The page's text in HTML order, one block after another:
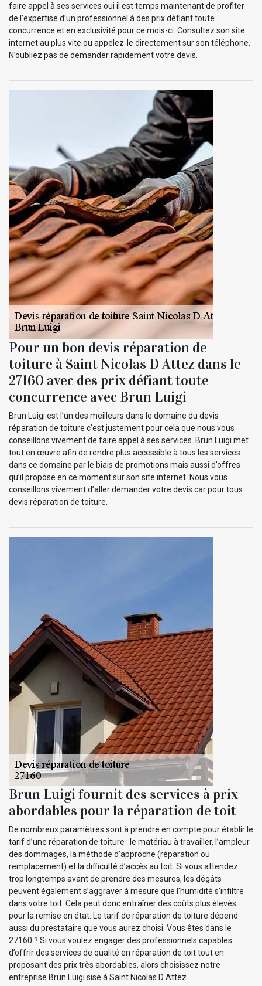
faire appel à ses services oui il est temps maintenant de profiter
de l’expertise d’un professionnel à des prix défiant toute
concurrence et en exclusivité pour ce mois-ci. Consultez son site
internet au plus vite ou appelez-le directement sur son téléphone.
N’oubliez pas de demander rapidement votre devis.
Pour un bon devis réparation de
toiture à Saint Nicolas D Attez dans le
27160 avec des prix défiant toute
concurrence avec Brun Luigi
Brun Luigi est l’un des meilleurs dans le domaine du devis
réparation de toiture c’est justement pour cela que nous vous
conseillons vivement de faire appel à ses services. Brun Luigi met
tout en œuvre afin de rendre plus accessible à tous les services
dans ce domaine par le biais de promotions mais aussi d’offres
qu’il propose en ce moment sur son site internet. Nous vous
conseillons vivement d’aller demander votre devis car pour tous
devis réparation de toiture.
Brun Luigi fournit des services à prix
abordables pour la réparation de toit
De nombreux paramètres sont à prendre en compte pour établir le
tarif d’une réparation de toiture : le matériau à travailler, l’ampleur
des dommages, la méthode d’approche (réparation ou
remplacement) et la difficulté d’accès au toit. Si vous attendez
trop longtemps avant de prendre des mesures, les dégâts
peuvent également s’aggraver à mesure que l'humidité s'infiltre
dans votre toit. Cela peut donc entraîner des coûts plus élevés
pour la remise en état. Le tarif de réparation de toiture dépend
aussi du prestataire que vous aurez choisi. Vous êtes dans le
27160 ? Si vous voulez engager des professionnels capables
d’offrir des services de qualité en réparation de toit tout en
proposant des prix très abordables, alors choisissez notre
entreprise Brun Luigi sise à Saint Nicolas D Attez.